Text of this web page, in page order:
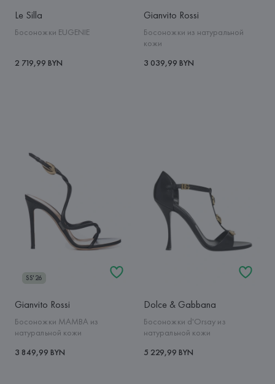
Le Silla
Босоножки EUGENIE
2 719,99 BYN
Gianvito Rossi
Босоножки из натуральной
кожи
3 039,99 BYN
SS'26
Gianvito Rossi
Босоножки MAMBA из
натуральной кожи
3 849,99 BYN
Dolce & Gabbana
Босоножки d'Orsay из
натуральной кожи
5 229,99 BYN